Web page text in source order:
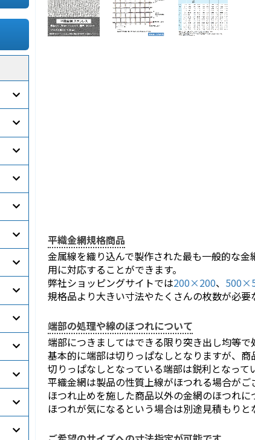
平織金網規格商品
金属線を織り込んで製作された最も一般的な
用に対応することができます。
弊社ショッピングサイトでは200×200、
規格品より大きい寸法やたくさんの枚数が必要
端部の処理や線のほつれについて
端部につきましてはできる限り突き出し均等で
基本的に端部は切りっぱなしとなりますが、商
切りっぱなしとなっている端部は鋭利となって
平織金網は製品の性質上線がほつれる場合がご
ほつれ止めを施した商品以外の金網のほつれに
ほつれが気になるという場合は別途見積もりと